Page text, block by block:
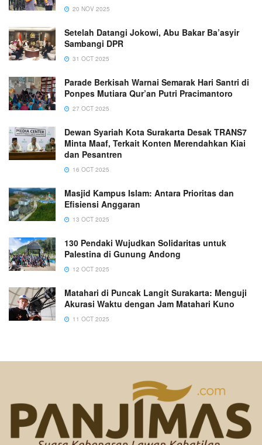
20 NOV 2025
Setelah Datangi Jokowi, Abu Bakar Ba’asyir
Sambangi DPR
31 OCT 2025
Parade Berkisah Warnai Semarak Hari Santri di
Ponpes Mutiara Qur’an Putri Pracimantoro
27 OCT 2025
Dewan Syariah Kota Surakarta Desak TRANS7
Minta Maaf, Terkait Konten Merendahkan Kiai
dan Pesantren
16 OCT 2025
Masjid Kampus Islam: Antara Prioritas dan
Efisiensi Anggaran
13 OCT 2025
130 Pendaki Wujudkan Solidaritas untuk
Palestina di Gunung Andong
12 OCT 2025
Matahari di Puncak Langit Surakarta: Menguji
Akurasi Waktu dengan Jam Matahari Kuno
11 OCT 2025